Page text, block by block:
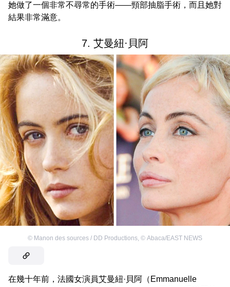
她做了一個非常不尋常的手術——頸部抽脂手術，而且她對
結果非常滿意。
7. 艾曼紐·貝阿
© Manon des sources / DD Productions © Abaca/EAST NEWS
在幾十年前，法國女演員艾曼紐·貝阿（Emmanuelle